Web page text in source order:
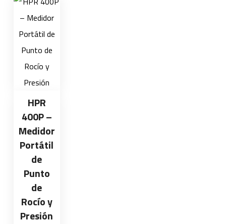
HPR
400P –
Medidor
Portátil
de
Punto
de
Rocío y
Presión